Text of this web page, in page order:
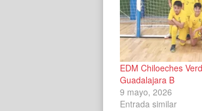
EDM Chiloeches
Guadalajara B
9 mayo, 2026
Entrada similar